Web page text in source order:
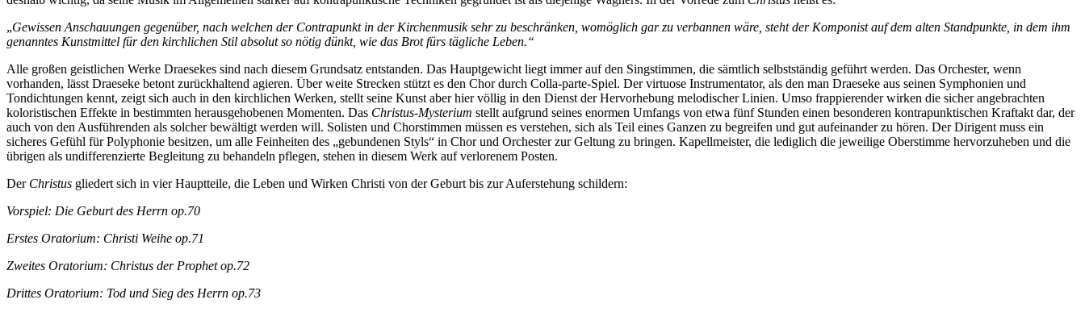
„Gewissen Anschauungen gegenüber, nach welchen der Contrapunkt in der Kirchenmusik sehr zu beschränken, womöglich gar zu verbannen wäre, steht der Komponist auf dem alten Standpunkte, in dem ihm
genanntes Kunstmittel für den kirchlichen Stil absolut so nötig dünkt, wie das Brot fürs tägliche Leben.“
Alle großen geistlichen Werke Draesekes sind nach diesem Grundsatz entstanden. Das Hauptgewicht liegt immer auf den Singstimmen, die sämtlich selbstständig geführt werden. Das Orchester, wenn
vorhanden, lässt Draeseke betont zurückhaltend agieren. Über weite Strecken stützt es den Chor durch Colla-parte-Spiel. Der virtuose Instrumentator, als den man Draeseke aus seinen Symphonien und
Tondichtungen kennt, zeigt sich auch in den kirchlichen Werken, stellt seine Kunst aber hier völlig in den Dienst der Hervorhebung melodischer Linien. Umso frappierender wirken die sicher angebrachten
koloristischen Effekte in bestimmten herausgehobenen Momenten. Das Christus-Mysterium stellt aufgrund seines enormen Umfangs von etwa fünf Stunden einen besonderen kontrapunktischen Kraftakt dar, der
auch von den Ausführenden als solcher bewältigt werden will. Solisten und Chorstimmen müssen es verstehen, sich als Teil eines Ganzen zu begreifen und gut aufeinander zu hören. Der Dirigent muss ein
sicheres Gefühl für Polyphonie besitzen, um alle Feinheiten des „gebundenen Styls“ in Chor und Orchester zur Geltung zu bringen. Kapellmeister, die lediglich die jeweilige Oberstimme hervorzuheben und die
übrigen als undifferenzierte Begleitung zu behandeln pflegen, stehen in diesem Werk auf verlorenem Posten.
Der Christus gliedert sich in vier Hauptteile, die Leben und Wirken Christi von der Geburt bis zur Auferstehung schildern:
Vorspiel: Die Geburt des Herrn op.70
Erstes Oratorium: Christi Weihe op.71
Zweites Oratorium: Christus der Prophet op.72
Drittes Oratorium: Tod und Sieg des Herrn op.73